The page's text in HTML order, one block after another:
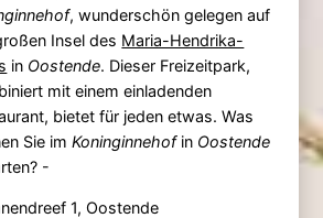
, wunderschön gelegen auf
Insel des Maria-Hendrika-
in Oostende. Dieser Freizeitpark,
mit einem einladenden
bietet für jeden etwas. Was
Sie imKoninginnehofin Oostende
-
1, Oostende